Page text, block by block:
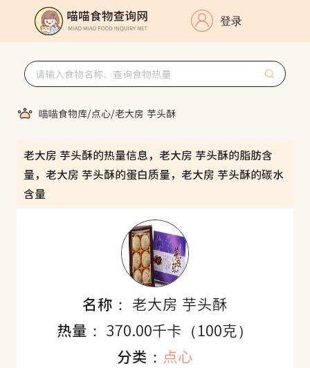
登录
喵喵食物库/点心/老大房 芋头酥
老大房 芋头酥的热量信息，老大房 芋头酥的脂肪含
量，老大房 芋头酥的蛋白质量，老大房 芋头酥的碳水
含量
名称： 老大房 芋头酥
热量：370.00千卡（100克）
分类： 点心